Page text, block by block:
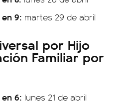
9: martes 29 de abril
por Hijo
Familiar por
6: lunes 21 de abril